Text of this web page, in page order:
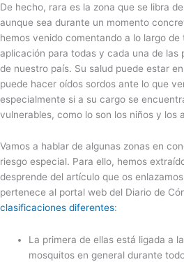
De hecho, rara es la zona que se libra
aunque sea durante un momento
hemos venido comentando a lo largo
aplicación para todas y cada una de las
de nuestro país. Su salud puede estar
puede hacer oídos sordos ante lo que
especialmente si a su cargo se
vulnerables, como lo son los niños y los
Vamos a hablar de algunas zonas en
riesgo especial. Para ello, hemos
desprende del artículo que os
pertenece al portal web del Diario de
clasificaciones diferentes:
La primera de ellas está ligada a
mosquitos en general durante